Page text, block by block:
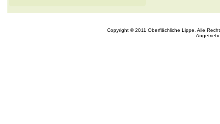
Copyright © 2011 Oberflächliche Lippe. Alle